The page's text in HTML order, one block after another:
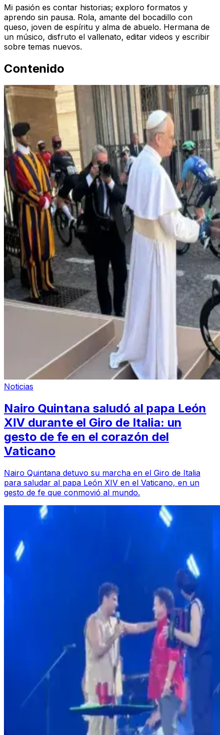
Mi pasión es contar historias; exploro formatos y
aprendo sin pausa. Rola, amante del bocadillo con
queso, joven de espíritu y alma de abuelo. Hermana de
un músico, disfruto el vallenato, editar videos y escribir
sobre temas nuevos.
Contenido
Noticias
Nairo Quintana saludó al papa León
XIV durante el Giro de Italia: un
gesto de fe en el corazón del
Vaticano
Nairo Quintana detuvo su marcha en el Giro de Italia
para saludar al papa León XIV en el Vaticano, en un
gesto de fe que conmovió al mundo.